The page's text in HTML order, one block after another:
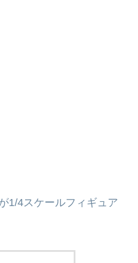
1/4スケールフィギュア